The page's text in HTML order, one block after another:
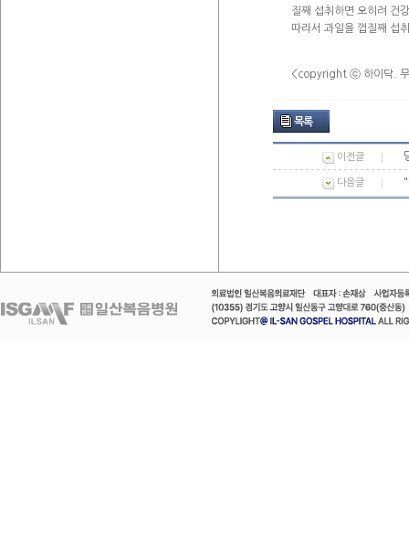
질째 섭취하면 오히려 건
따라서 과일을 껍질째 섭
<copyright ⓒ 하이닥. 무
목록
이전글
다음글